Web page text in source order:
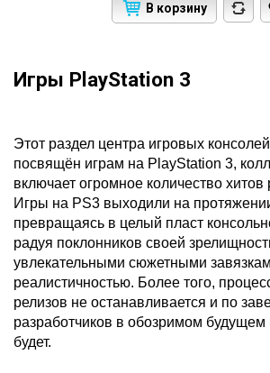
В корзину
Игры PlayStation 3
Этот раздел центра игровых
посвящён играм на PlayStation 3,
включает огромное количество
Игры на PS3 выходили на
превращаясь в целый пласт
радуя поклонников своей
увлекательными сюжетными
реалистичностью. Более того,
релизов не останавливается и по
разработчиков в обозримом
будет.